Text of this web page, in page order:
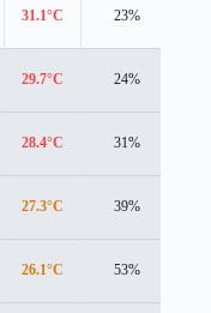
31.1°C 23%
29.7°C 24%
28.4°C 31%
27.3°C 39%
26.1°C 53%